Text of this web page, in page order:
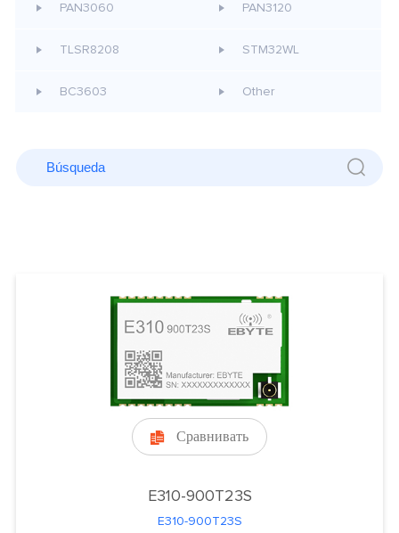
PAN3060 PAN3120
TLSR8208 STM32WL
BC3603 Other
 Сравнивать
E310-900T23S
E310-900T23S